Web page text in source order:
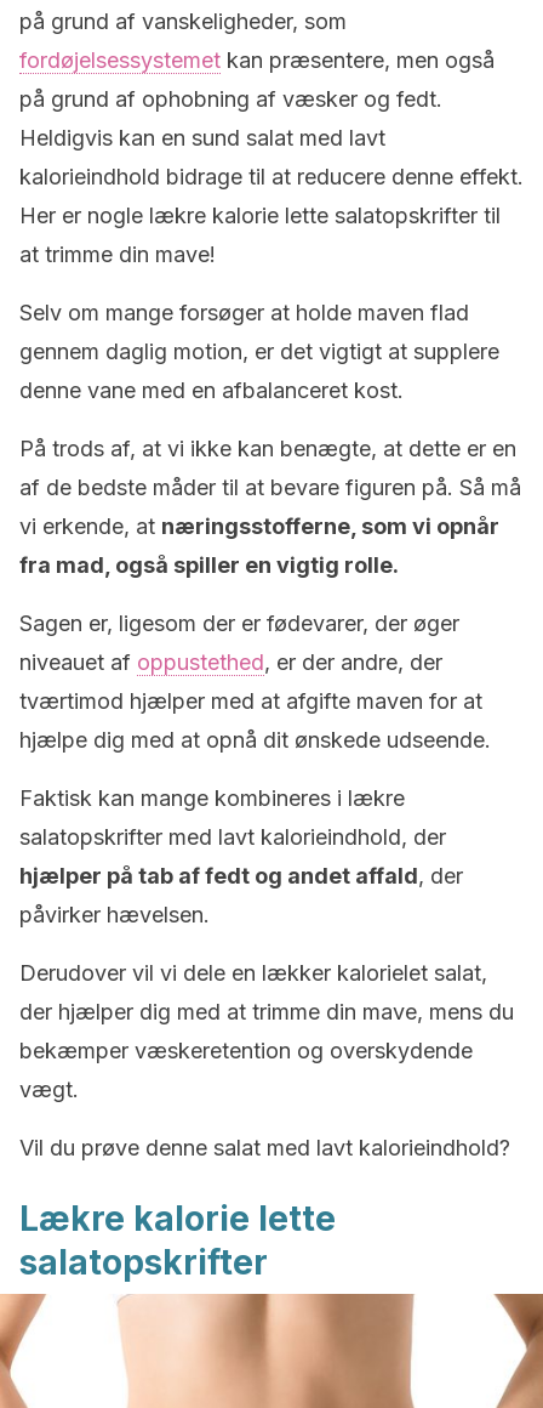
på grund af vanskeligheder, som
fordøjelsessystemet kan præsentere, men også
på grund af ophobning af væsker og fedt.
Heldigvis kan en sund salat med lavt
kalorieindhold bidrage til at reducere denne effekt.
Her er nogle lækre kalorie lette salatopskrifter til
at trimme din mave!
Selv om mange forsøger at holde maven flad
gennem daglig motion, er det vigtigt at supplere
denne vane med en afbalanceret kost.
På trods af, at vi ikke kan benægte, at dette er en
af ​​de bedste måder til at bevare figuren på. Så må
vi erkende, at næringsstofferne, som vi opnår
fra mad, også spiller en vigtig rolle.
Sagen er, ligesom der er fødevarer, der øger
niveauet af oppustethed, er der andre, der
tværtimod hjælper med at afgifte maven for at
hjælpe dig med at opnå dit ønskede udseende.
Faktisk kan mange kombineres i lækre
salatopskrifter med lavt kalorieindhold, der
hjælper på tab af fedt og andet affald, der
påvirker hævelsen.
Derudover vil vi dele en lækker kalorielet salat,
der hjælper dig med at trimme din mave, mens du
bekæmper væskeretention og overskydende
vægt.
Vil du prøve denne salat med lavt kalorieindhold?
Lækre kalorie lette
salatopskrifter